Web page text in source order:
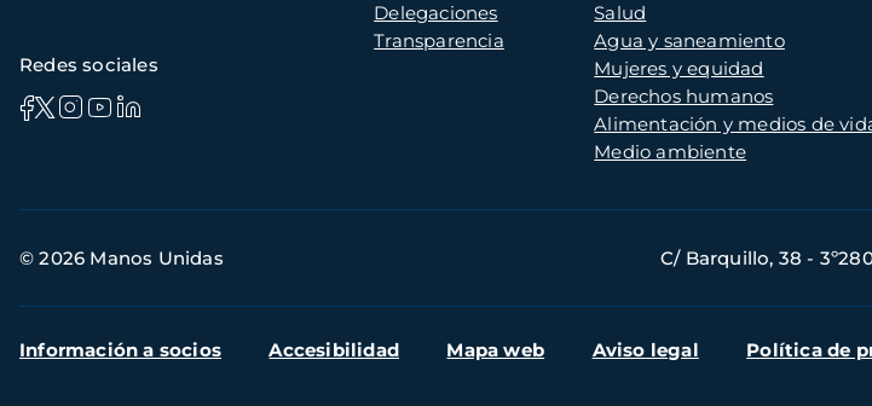
Delegaciones
Transparencia
Salud
Agua y saneamiento
Mujeres y equidad
Derechos humanos
Alimentación y medios de
Medio ambiente
Redes sociales
de
© 2026 Manos Unidas C/ Barquillo, 38 -
Menú
Información a socios Accesibilidad Mapa web Aviso legal Política de